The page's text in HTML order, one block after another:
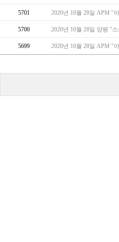
5701 2020년 10월 28일 APM "
5700 2020년 10월 28일 양평 "
5699 2020년 10월 28일 APM "